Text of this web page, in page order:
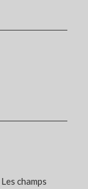
Les champs